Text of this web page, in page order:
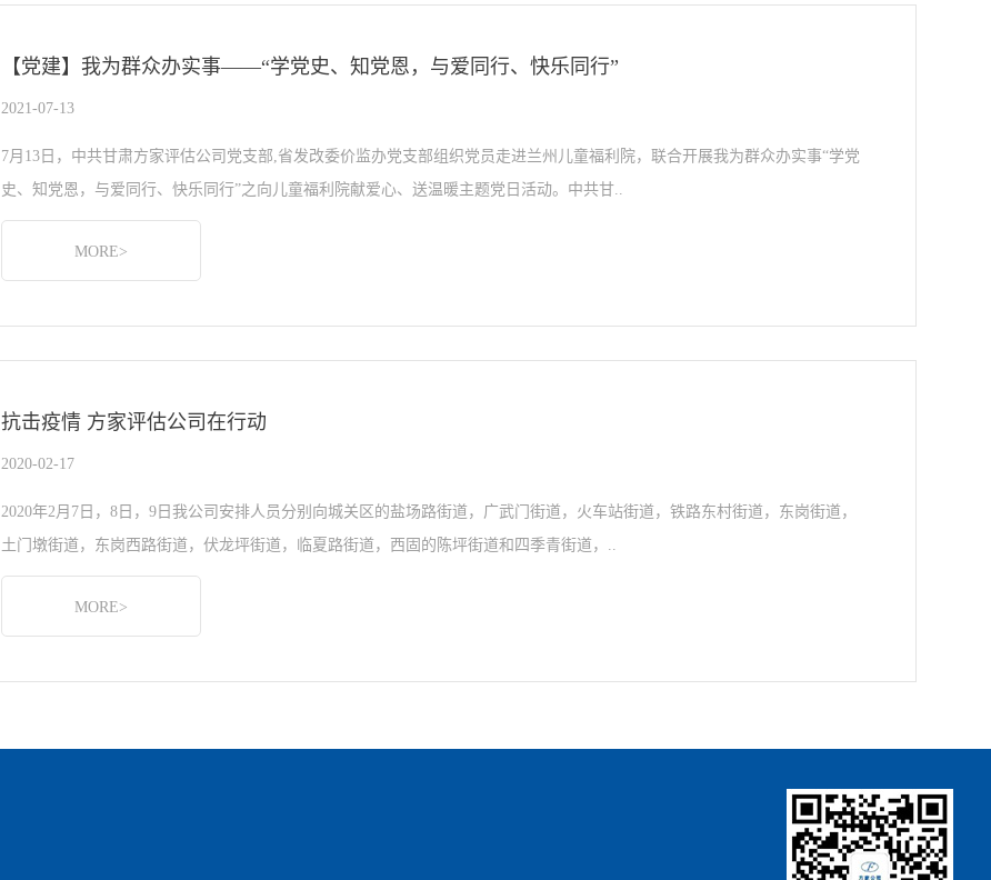
【党建】我为群众办实事——“学党史、知党恩，与爱同行、快乐同行”
2021-07-13
7月13日，中共甘肃方家评估公司党支部,省发改委价监办党支部组织党员走进兰州儿童福利院，联合开展我为群众办实事“学党
史、知党恩，与爱同行、快乐同行”之向儿童福利院献爱心、送温暖主题党日活动。中共甘..
MORE>
抗击疫情 方家评估公司在行动
2020-02-17
2020年2月7日，8日，9日我公司安排人员分别向城关区的盐场路街道，广武门街道，火车站街道，铁路东村街道，东岗街道，
土门墩街道，东岗西路街道，伏龙坪街道，临夏路街道，西固的陈坪街道和四季青街道，..
MORE>